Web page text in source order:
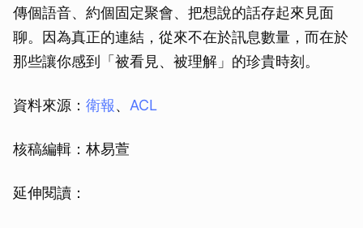
傳個語音、約個固定聚會、把想說的話存起來見面
聊。因為真正的連結，從來不在於訊息數量，而在於
那些讓你感到「被看見、被理解」的珍貴時刻。
資料來源： 衛報、 ACL
核稿編輯：林易萱
延伸閱讀：